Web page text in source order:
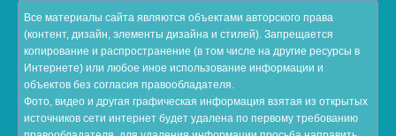
Все материалы сайта являются объектами авторского права
(контент, дизайн, элементы дизайна и стилей). Запрещается
копирование и распространение (в том числе на другие ресурсы в
Интернете) или любое иное использование информации и
объектов без согласия правообладателя.
Фото, видео и другая графическая информация взятая из открытых
источников сети интернет будет удалена по первому требованию